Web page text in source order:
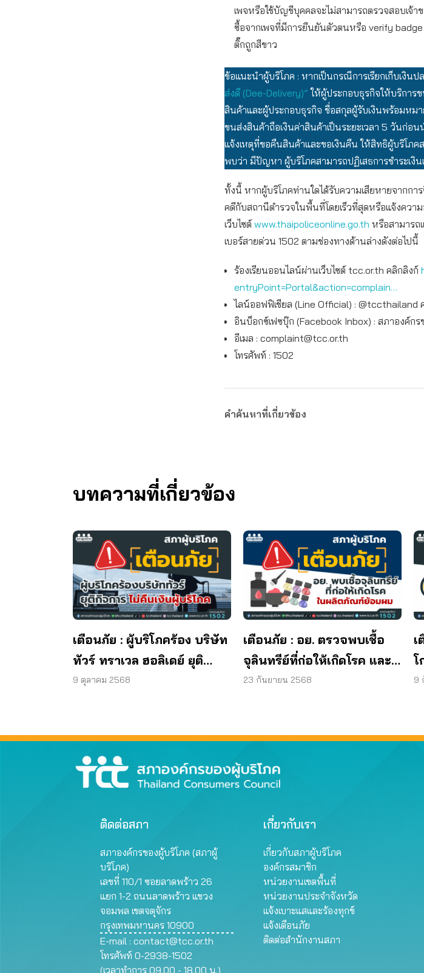
เพจหรือใช้บัญชีบุคคลจะไม่สามารถตรวจสอบเจ้า
ซื้อจากเพจที่มีการยืนยันตัวตนหรือ verify
ติ๊กถูกสีขาว
ข้อแนะนำผู้บริโภค : หากเป็นกรณีการเรียกเก็บเงินป
ส่งดี (Dee-Delivery)”ให้ผู้ประกอบธุรกิจให้บริการ
สินค้าและผู้ประกอบธุรกิจ ชื่อสกุลผู้รับเงินพร้อมหม
ขนส่งสินค้าถือเงินค่าสินค้าเป็นระยะเวลา 5 วันก่อน
แจ้งเหตุที่ขอคืนสินค้าและขอเงินคืน ให้สิทธิผู้บริโภค
พบว่า มีปัญหา ผู้บริโภคสามารถปฏิเสธการชำระเงิ
ทั้งนี้ หากผู้บริโภคท่านใดได้รับความเสียหายจากก
คดีกับสถานีตำรวจในพื้นที่โดยเร็วที่สุดหรือแจ้งควา
เว็บไซต์ www.thaipoliceonline.go.th หรือสามารถ
เบอร์สายด่วน 1502 ตามช่องทางด้านล่างดังต่อไปนี้
ร้องเรียนออนไลน์ผ่านเว็บไซต์ tcc.or.th คลิกลิงก์
entryPoint=Portal&action=complain…
ไลน์ออฟฟิเชียล (Line Official) : @tccthailand
อินบ็อกซ์เฟซบุ๊ก (Facebook Inbox) : สภาองค์กร
อีเมล : complaint@tcc.or.th
โทรศัพท์ : 1502
คำค้นหาที่เกี่ยวข้อง
บทความที่เกี่ยวข้อง
เตือนภัย : ผู้บริโภคร้อง บริษัท
ทัวร์ ทราเวล ฮอลิเดย์ ยุติ
กิจการ ไม่คืนเงินผู้บริโภค
9 ตุลาคม 2568
เตือนภัย : อย. ตรวจพบเชื้อ
จุลินทรีย์ที่ก่อให้เกิดโรค และ
พบแบคทีเรีย ยีสต์ และรา เกิน
23 กันยายน 2568
โ
ห
9
ติดต่อสภา
สภาองค์กรของผู้บริโภค (สภาผู้
บริโภค)
เลขที่ 110/1 ซอยลาดพร้าว 26
แยก 1-2 ถนนลาดพร้าว แขวง
จอมพล เขตจตุจักร
กรุงเทพมหานคร 10900
E-mail : contact@tcc.or.th
โทรศัพท์ 0-2938-1502
(เวลาทำการ 09.00 - 18.00 น.)
เกี่ยวกับเรา
เกี่ยวกับสภาผู้บริโภค
องค์กรสมาชิก
หน่วยงานเขตพื้นที่
หน่วยงานประจำจังหวัด
แจ้งเบาะแสและร้องทุกข์
แจ้งเตือนภัย
ติดต่อสำนักงานสภา